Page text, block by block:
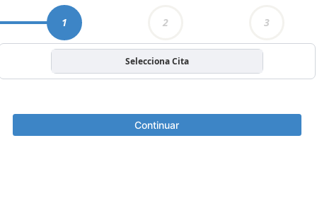
1 2 3
Selecciona Cita
Continuar